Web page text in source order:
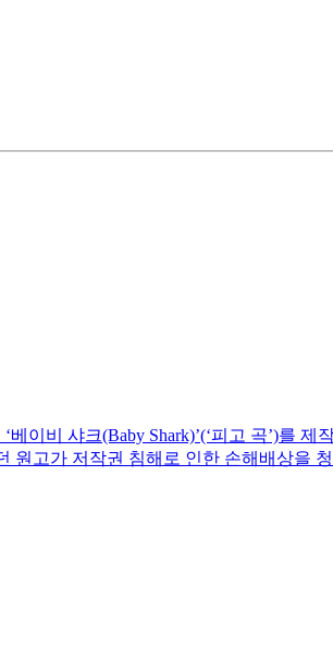
비 샤크(Baby Shark)’(‘피고 곡’)를 제
원고가 저작권 침해로 인한 손해배상을
고 곡’)를 제작하여 음반으로 출시하고, 그